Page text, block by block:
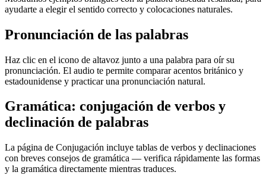
ayudarte a elegir el sentido correcto y colocaciones naturales.
Pronunciación de las palabras
Haz clic en el icono de altavoz junto a una palabra para oír su
pronunciación. El audio te permite comparar acentos británico y
estadounidense y practicar una pronunciación natural.
Gramática: conjugación de verbos y
declinación de palabras
La página de Conjugación incluye tablas de verbos y declinaciones
con breves consejos de gramática — verifica rápidamente las formas
y la gramática directamente mientras traduces.